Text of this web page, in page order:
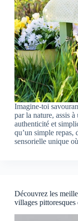
Imagine-toi
par la nature, assis
authenticité et
qu’un simple repas,
sensorielle unique
Découvrez les
villages